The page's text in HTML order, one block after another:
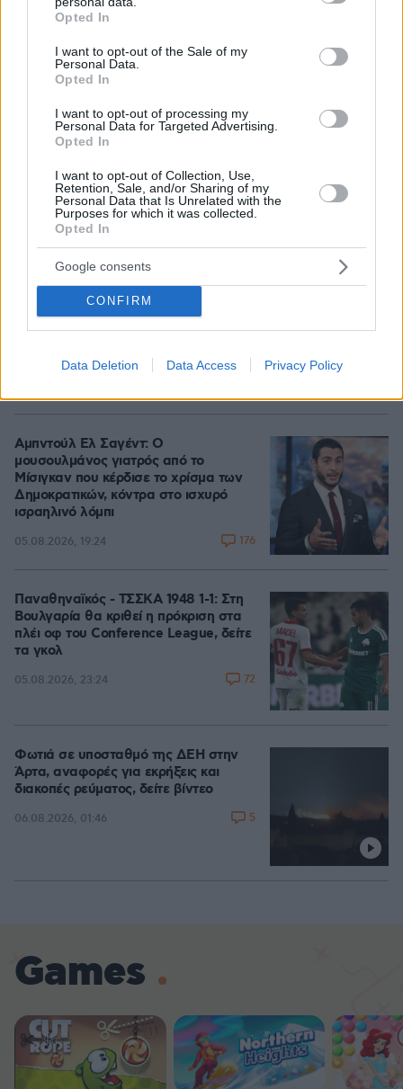
grant or deny consent to Google and its third-party tags to
use your data for below specified purposes in below Google
consent section.
Opted In
I want to opt-out of the Sale of my
Personal Data.
Opted In
I want to opt-out of processing my
Personal Data for Targeted Advertising.
Opted In
I want to opt-out of Collection, Use,
Retention, Sale, and/or Sharing of my
Personal Data that Is Unrelated with the
Purposes for which it was collected.
Opted In
Google consents
CONFIRM
Data Deletion Data Access Privacy Policy
προκαλεί βρίζοντας γυναίκες, πέφτει
ξερός από γροθιά
05.08.2026, 21:28 44
100.00%
«Την έβαλα μέσα στον πανικό μου σε
μια βαλίτσα, την έδωσα σε έναν
γέρο»: Τι ισχυρίστηκε ο Αφγανός
στους αστυνομικούς για τη δολοφονία
της Βρετανίδας
05.08.2026, 12:26
Στα decks της Μυκόνου: Οι διάσημοι
dj, οι αμοιβές τους και οι sold out
ξέφρενες μέρες και νύχτες
Αμπντούλ Ελ Σαγέντ: Ο
μουσουλμάνος γιατρός από το
Μίσιγκαν που κέρδισε το χρίσμα των
Δημοκρατικών, κόντρα στο ισχυρό
ισραηλινό λόμπι
05.08.2026, 19:24 176
Παναθηναϊκός - ΤΣΣΚΑ 1948 1-1: Στη
Βουλγαρία θα κριθεί η πρόκριση στα
πλέι οφ του Conference League, δείτε
τα γκολ
05.08.2026, 23:24 72
Φωτιά σε υποσταθμό της ΔΕΗ στην
Άρτα, αναφορές για εκρήξεις και
διακοπές ρεύματος, δείτε βίντεο
06.08.2026, 01:46 5
Games